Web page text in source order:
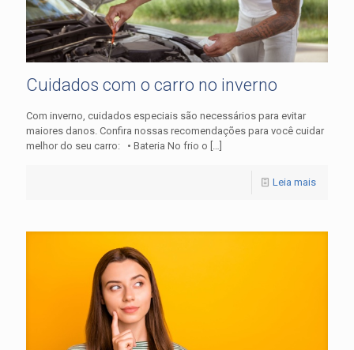
Cuidados com o carro no inverno
Com inverno, cuidados especiais são necessários para evitar
maiores danos. Confira nossas recomendações para você cuidar
melhor do seu carro: • Bateria No frio o […]
Leia mais